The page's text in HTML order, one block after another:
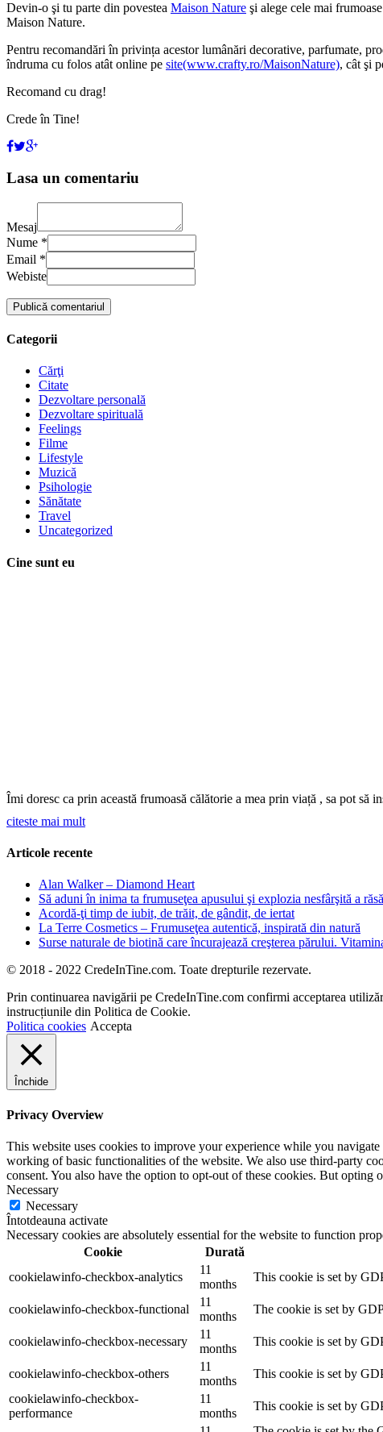
Devin-o şi tu parte din povestea Maison Nature şi alege cele mai
Maison Nature.
Pentru recomandări în privința acestor lumânări decorative, parfumate,
îndruma cu folos atât online pe site(www.crafty.ro/MaisonNature), cât şi
Recomand cu drag!
Crede în Tine!
Lasa un comentariu
Mesaj
Nume *
Email *
Webiste
Categorii
Cărţi
Citate
Dezvoltare personală
Dezvoltare spirituală
Feelings
Filme
Lifestyle
Muzică
Psihologie
Sănătate
Travel
Uncategorized
Cine sunt eu
Îmi doresc ca prin această frumoasă călătorie a mea prin viață , sa pot
citeste mai mult
Articole recente
Alan Walker – Diamond Heart
Să aduni în inima ta frumuseţea apusului şi explozia nesfârşită a
Acordă-ţi timp de iubit, de trăit, de gândit, de iertat
La Terre Cosmetics – Frumuseţea autentică, inspirată din natură
Surse naturale de biotină care încurajează creşterea părului.
© 2018 - 2022 CredeInTine.com. Toate drepturile rezervate.
Prin continuarea navigării pe CredeInTine.com confirmi acceptarea
instrucțiunile din Politica de Cookie.
Politica cookies Accepta
Închide
Privacy Overview
This website uses cookies to improve your experience while you
working of basic functionalities of the website. We also use third-party
consent. You also have the option to opt-out of these cookies. But
Necessary
Necessary
Întotdeauna activate
Necessary cookies are absolutely essential for the website to function
Cookie
Durată
cookielawinfo-checkbox-analytics
11
months
This cookie is set by
cookielawinfo-checkbox-functional
11
months
The cookie is set by
cookielawinfo-checkbox-necessary
11
months
This cookie is set by
cookielawinfo-checkbox-others
11
months
This cookie is set by
cookielawinfo-checkbox-
performance
11
months
This cookie is set by